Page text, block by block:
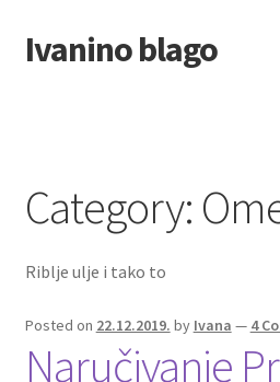
Skip
to
Skip
to
Ivanino blago
Foto galerija
Category:
Riblje ulje i tako to
Posted on 22.12.2019. by Ivana — 4
Naručivanje